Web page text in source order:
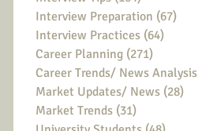
Interview Preparation (67)
Interview Practices (64)
Career Planning (271)
Career Trends/ News Analysis
Market Updates/ News (28)
Market Trends (31)